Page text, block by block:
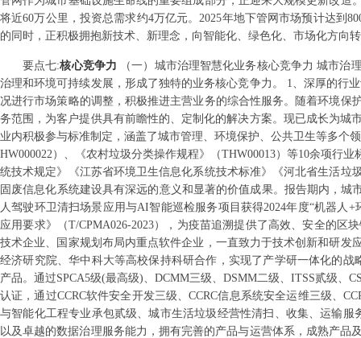
将近60万公里，投资总需求约4万亿元。2025年地下管网市场预计达到
的同时，正积极拥抱新技术、新理念，向智能化、绿色化、市场化方向
要点七:核心竞争力
（一）城市治理智慧化业务核心竞争力 城市
治理和环境可持续发展，形成了独特的业务核心竞争力。 1、深厚的行
况进行市场策略的调整，积极推进主营业务的综合性服务。随着环境
务范围，为客户提供具有前瞻性的、定制化的解决方案。现已成长为
业内积极参与标准制定，涵盖了城市管理、环境保护、公共卫生等多个
HW000022）、《农村垃圾分类操作规程》（THW00013）等10余项行
统技术规定》《江苏省环境卫生信息化系统技术标准》《河北省生活
固废信息化系统建设具有深远的意义和显著的价值成果。报告期内，
人驾驶环卫清扫场景应用与AI智能巡检服务项目获得2024年度“机器人
应用要求》（T/CPMA026-2023），为疫苗追溯提供了高效、安全的
技术企业、国家规划布局内重点软件企业，一直致力于技术创新和研
经济研究院、华中科大等高校保持科研合作，实现了产学研一体化的
产品。通过SPCA5级(最高级)、DCMM三级、DSMM二级、ITSS贰级、
认证，通过CCRC软件安全开发三级、CCRC信息系统安全运维三级、
与智能化工程专业承包贰级、城市生活垃圾经营性清扫、收集、运输
以及卓越的数据治理服务能力，拥有完善的产品与运营体系，成熟产